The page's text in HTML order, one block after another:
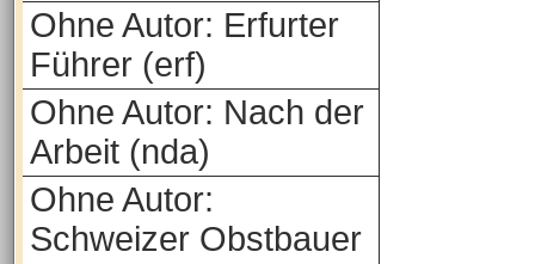
Ohne Autor: Erfurter
Führer (erf)
Ohne Autor: Nach der
Arbeit (nda)
Ohne Autor:
Schweizer Obstbauer